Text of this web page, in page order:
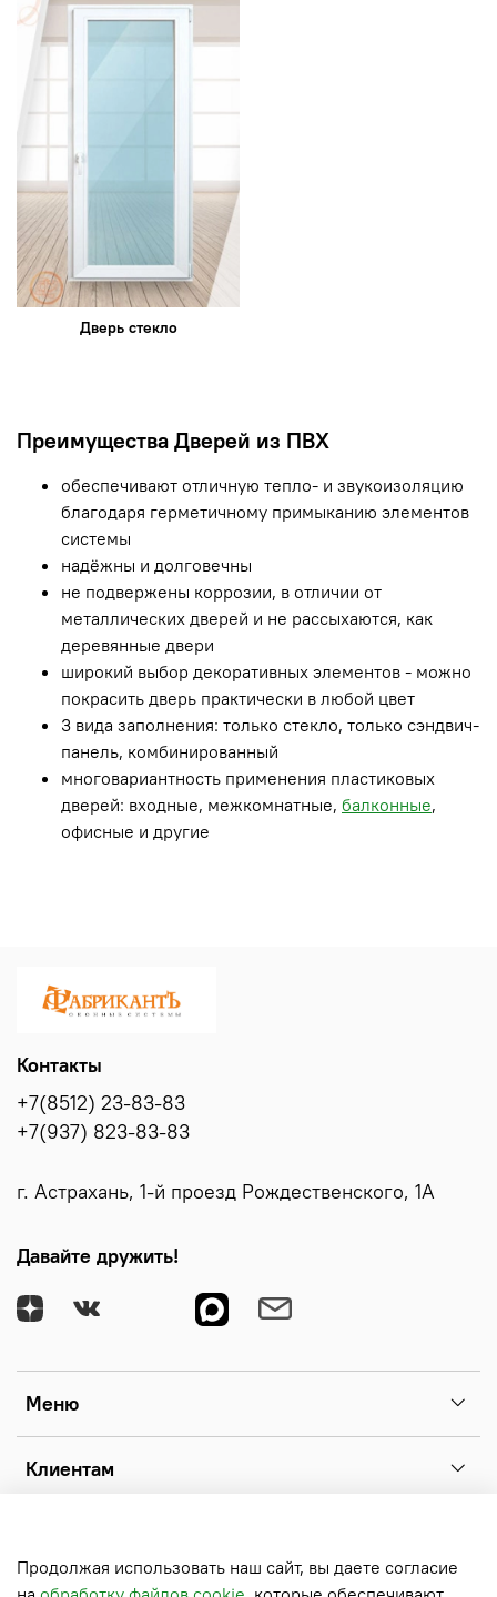
Дверь стекло
Преимущества Дверей из ПВХ
обеспечивают отличную тепло- и звукоизоляцию
благодаря герметичному примыканию элементов
системы
надёжны и долговечны
не подвержены коррозии, в отличии от
металлических дверей и не рассыхаются, как
деревянные двери
широкий выбор декоративных элементов - можно
покрасить дверь практически в любой цвет
3 вида заполнения: только стекло, только сэндвич-
панель, комбинированный
многовариантность применения пластиковых
дверей: входные, межкомнатные, балконные,
офисные и другие
Меню
Клиентам
Контакты
+7(8512) 23-83-83
+7(937) 823-83-83
г. Астрахань, 1-й проезд Рождественского, 1А
Давайте дружить!
Продолжая использовать наш сайт, вы даете согласие